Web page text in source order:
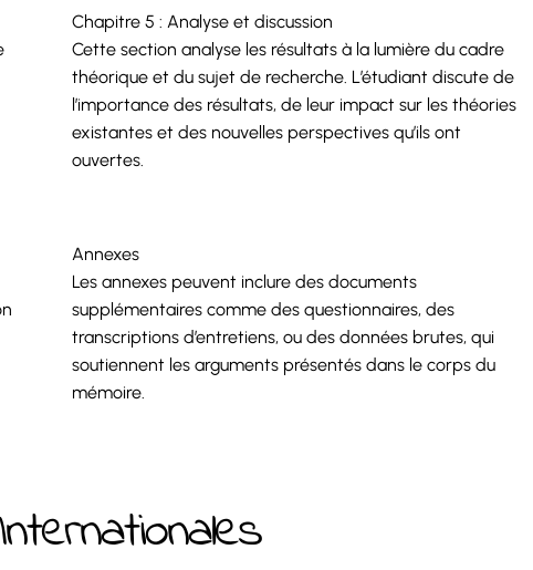
Chapitre 5 : Analyse et discussion
Cette section analyse les résultats à la lumière du cadre
théorique et du sujet de recherche. L’étudiant discute de
l’importance des résultats, de leur impact sur les théories
existantes et des nouvelles perspectives qu’ils ont
ouvertes.
Annexes
Les annexes peuvent inclure des documents
supplémentaires comme des questionnaires, des
transcriptions d’entretiens, ou des données brutes, qui
soutiennent les arguments présentés dans le corps du
mémoire.